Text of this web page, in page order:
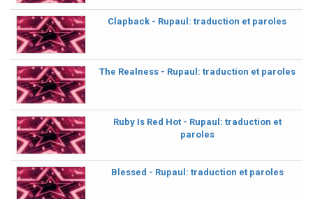
Clapback - Rupaul: traduction et paroles
The Realness - Rupaul: traduction et paroles
Ruby Is Red Hot - Rupaul: traduction et
paroles
Blessed - Rupaul: traduction et paroles